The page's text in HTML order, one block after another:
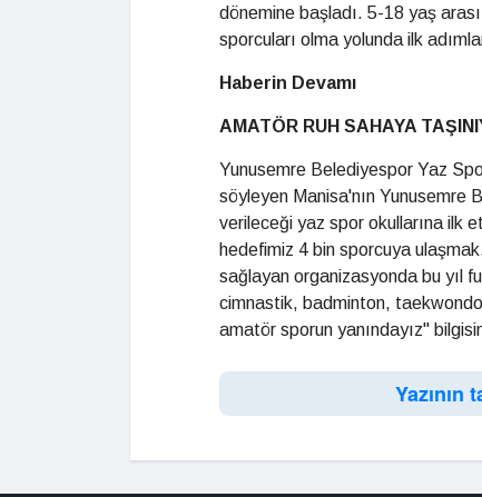
dönemine başladı. 5-18 yaş
sporcuları olma yolunda ilk
Haberin Devamı
AMATÖR RUH SAHAYA
Yunusemre Belediyespor Yaz
söyleyen Manisa'nın Yunusemre
verileceği yaz spor okullarına ilk
hedefimiz 4 bin sporcuya
sağlayan organizasyonda bu yıl
cimnastik, badminton,
amatör sporun yanındayız"
Yazının